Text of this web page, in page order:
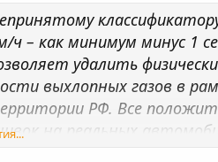
– как минимум минус 1
удалить
выхлопных газов в
РФ. Все
на реальных